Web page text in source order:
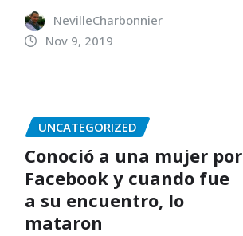
NevilleCharbonnier
Nov 9, 2019
UNCATEGORIZED
Conoció a una mujer por
Facebook y cuando fue
a su encuentro, lo
mataron